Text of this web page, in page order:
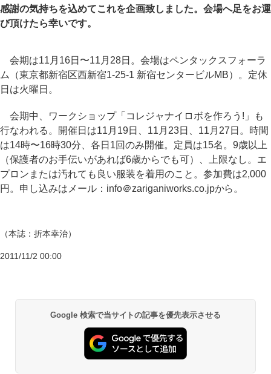
感謝の気持ちを込めてこれを企画致しました。会場へ足をお運
び頂けたら幸いです。
会期は11月16日〜11月28日。会場はペンタックスフォーラ
ム（東京都新宿区西新宿1-25-1 新宿センタービルMB）。定休
日は火曜日。
会期中、ワークショップ「コレジャナイロボを作ろう!」も
行なわれる。開催日は11月19日、11月23日、11月27日。時間
は14時〜16時30分、各日1回のみ開催。定員は15名。9歳以上
（保護者のお手伝いがあれば6歳からでも可）、上限なし。エ
プロンまたは汚れても良い服装を着用のこと。参加費は2,000
円。申し込みはメール：info＠zariganiworks.co.jpから。
（本誌：折本幸治）
2011/11/2 00:00
Google 検索で当サイトの記事を優先表示させる